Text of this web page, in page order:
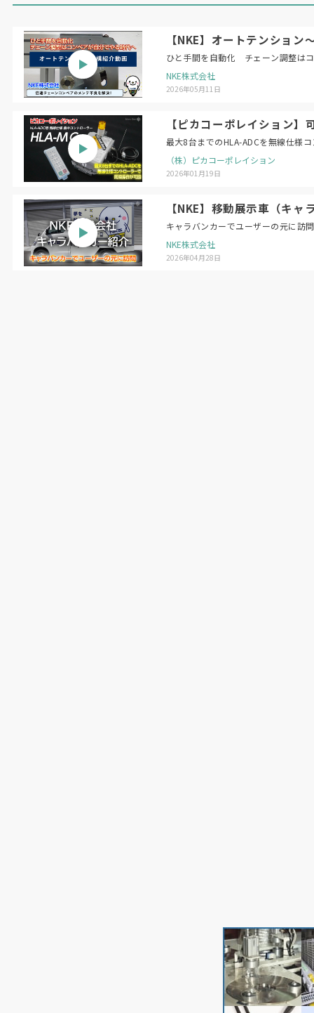
【NKE】オートテンショ
ひと手間を自動化 チェーン調整は
NKE株式会社
2026年05月11日
【ピカコーポレイション
最大8台までのHLA-ADCを無線仕様
（株）ピカコーポレイション
2026年01月19日
【NKE】移動展示車（キ
キャラバンカーでユーザーの元に訪問
NKE株式会社
2026年04月28日